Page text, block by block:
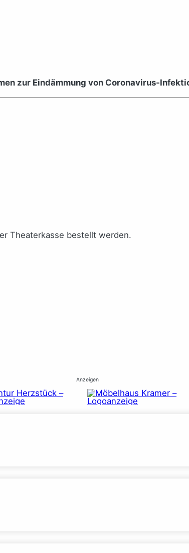
zur Eindämmung von Coronavirus-
Theaterkasse bestellt werden.
Anzeigen